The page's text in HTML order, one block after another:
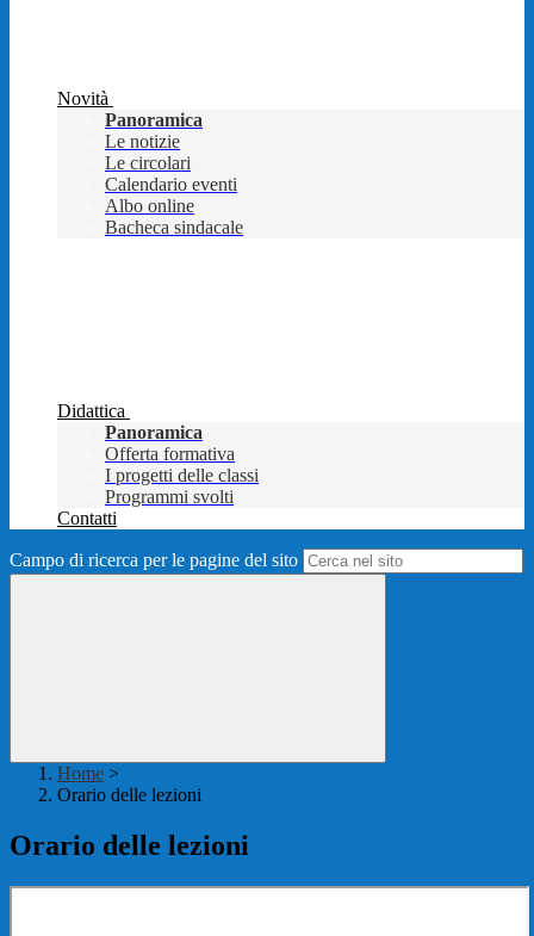
Novità
Panoramica
Le notizie
Le circolari
Calendario eventi
Albo online
Bacheca sindacale
Didattica
Panoramica
Offerta formativa
I progetti delle classi
Programmi svolti
Contatti
Campo di ricerca per le pagine del sito
Home >
Orario delle lezioni
Orario delle lezioni